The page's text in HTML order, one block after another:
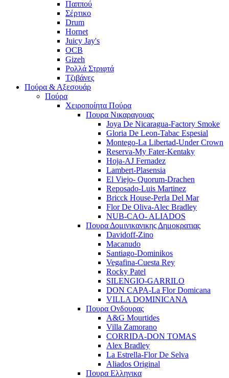
Παππού
Σέρτικο
Drum
Hornet
Juicy Jay's
OCB
Gizeh
Ρολλά Στριφτά
Τζιβάνες
Πούρα & Αξεσουάρ
Πούρα
Χειροποίητα Πούρα
Πουρα Νικαραγουας
Joya De Nicaragua-Factory Smoke
Gloria De Leon-Tabac Espesial
Montego-La Libertad-Under Crown
Reserva-My Fater-Kentaky
Hoja-AJ Fernadez
Lambert-Plasensia
El Viejo- Quorum-Drachen
Reposado-Luis Martinez
Bricck House-Perla Del Mar
Flor De Oliva-Alec Bradley
NUB-CAO- ALIADOS
Πουρα Δομινικανικης Δημοκρατιας
Davidoff-Zino
Macanudo
Santiago-Dominikos
Vegafina-Cuesta Rey
Rocky Patel
SILENGIO-GARRILO
DON CAPA-La Flor Domicana
VILLA DOMINICANA
Πουρα Ονδουρας
A&G Mourtides
Villa Zamorano
CORRIDA-DON TOMAS
Alex Bradley
La Estrella-Flor De Selva
Aliados Original
Πουρα Ελληνικα